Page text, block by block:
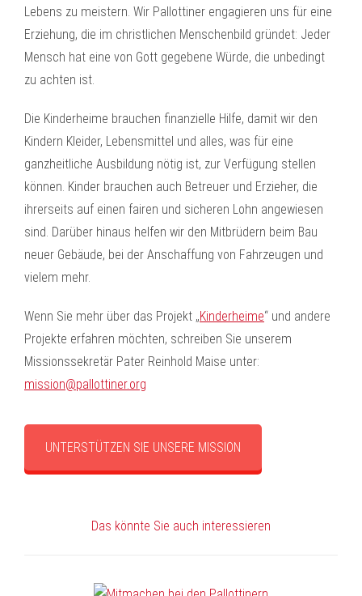
Lebens zu meistern. Wir Pallottiner engagieren uns für eine
Erziehung, die im christlichen Menschenbild gründet: Jeder
Mensch hat eine von Gott gegebene Würde, die unbedingt
zu achten ist.
Die Kinderheime brauchen finanzielle Hilfe, damit wir den
Kindern Kleider, Lebensmittel und alles, was für eine
ganzheitliche Ausbildung nötig ist, zur Verfügung stellen
können. Kinder brauchen auch Betreuer und Erzieher, die
ihrerseits auf einen fairen und sicheren Lohn angewiesen
sind. Darüber hinaus helfen wir den Mitbrüdern beim Bau
neuer Gebäude, bei der Anschaffung von Fahrzeugen und
vielem mehr.
Wenn Sie mehr über das Projekt „Kinderheime“ und andere
Projekte erfahren möchten, schreiben Sie unserem
Missionssekretär Pater Reinhold Maise unter:
mission@pallottiner.org
UNTERSTÜTZEN SIE UNSERE MISSION
Das könnte Sie auch interessieren